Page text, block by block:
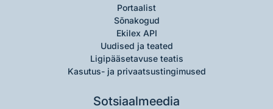
Portaalist
Sõnakogud
Ekilex API
Uudised ja teated
Ligipääsetavuse teatis
Kasutus- ja privaatsustingimused
Sotsiaalmeedia